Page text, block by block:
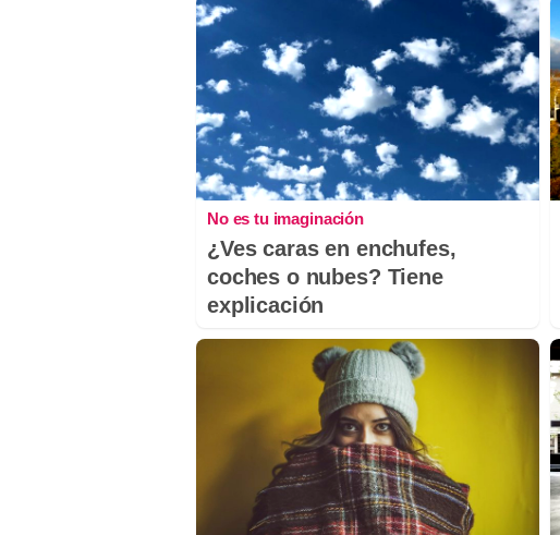
No es tu imaginación
¿Ves caras en enchufes,
coches o nubes? Tiene
explicación